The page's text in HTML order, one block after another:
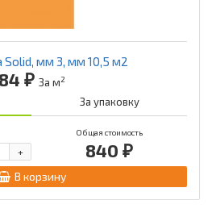
мм 3, мм 10,5 м2
84 ₽ За м2
За упаковку
Общая стоимость
840 ₽
+
В корзину